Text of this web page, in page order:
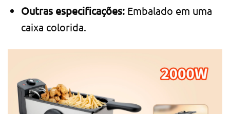
Outras especificações: Embalado em uma
caixa colorida.